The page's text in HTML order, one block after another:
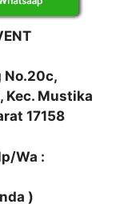
No.20c,
Kec. Mustika
17158
Wa :
)